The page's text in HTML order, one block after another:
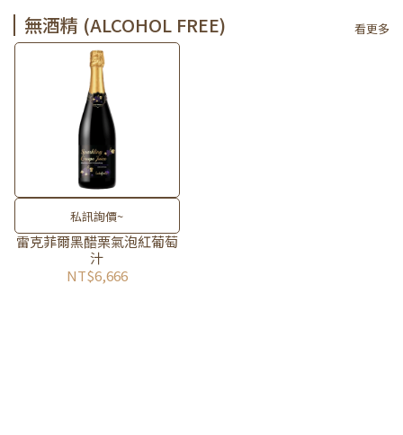
無酒精 (ALCOHOL FREE) 看更多
私訊詢價~
雷克菲爾黑醋栗氣泡紅葡萄
汁
NT$6,666